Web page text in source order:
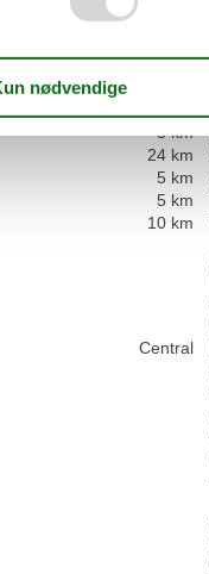
4 km
6 km
5 km
24 km
5 km
5 km
10 km
Central